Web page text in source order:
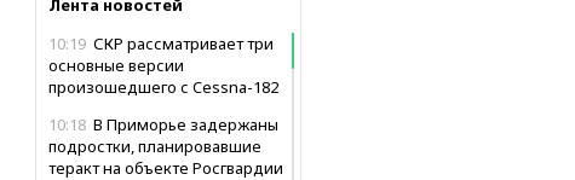
10:19 СКР рассматривает три
основные версии
произошедшего с Cessna-182
10:18 В Приморье задержаны
подростки, планировавшие
теракт на объекте Росгвардии